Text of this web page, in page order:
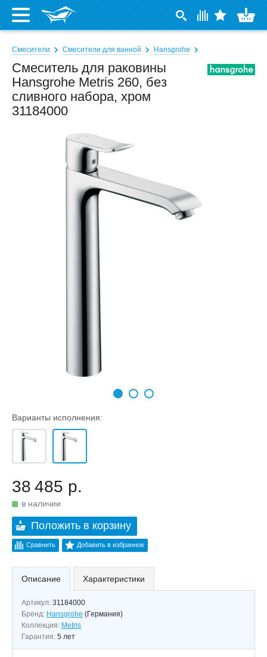
Смесители Смесители для ванной Hansgrohe
Смеситель для раковины
Hansgrohe Metris 260, без
сливного набора, хром
31184000
Варианты исполнения:
38 485 р.
в наличии
Положить в корзину
Сравнить Добавить в избранное
Описание Характеристики
Артикул: 31184000
Бренд: Hansgrohe (Германия)
Коллекция: Metris
Гарантия: 5 лет